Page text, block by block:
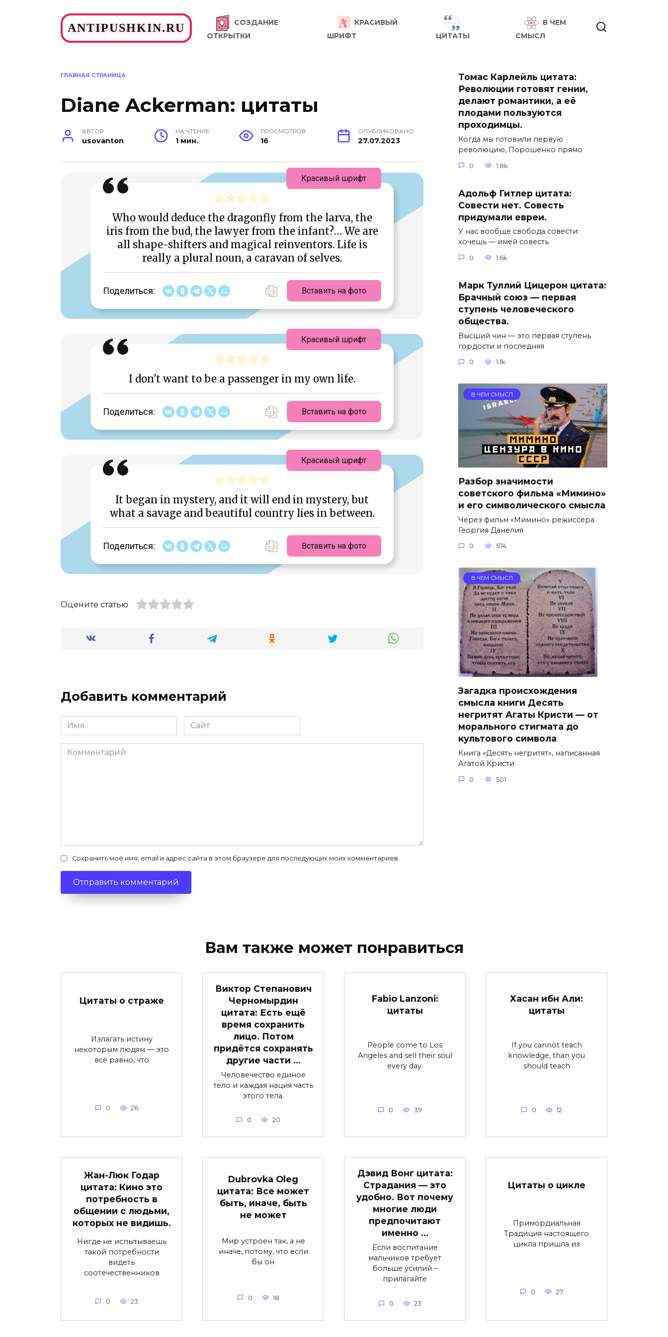
ANTIPUSHKIN.RU
СОЗДАНИЕ
ОТКРЫТКИ
КРАСИВЫЙ
ШРИФТ
ЦИТАТЫ
В ЧЕМ
СМЫСЛ
ГЛАВНАЯ СТРАНИЦА
Diane Ackerman: цитаты
АВТОР
usovanton
НА ЧТЕНИЕ
1 мин.
ПРОСМОТРОВ
16
ОПУБЛИКОВАНО
27.07.2023
Who would deduce the dragonfly from the larva, the
iris from the bud, the lawyer from the infant?… We are
all shape-shifters and magical reinventors. Life is
really a plural noun, a caravan of selves.
Поделиться: Вставить на фото
Красивый шрифт
I don't want to be a passenger in my own life.
Поделиться: Вставить на фото
Красивый шрифт
It began in mystery, and it will end in mystery, but
what a savage and beautiful country lies in between.
Поделиться: Вставить на фото
Красивый шрифт
Оцените статью
Добавить комментарий
Имя
*
Сайт
Комментарий
Сохранить моё имя, email и адрес сайта в этом браузере для последующих моих комментариев.
Томас Карлейль цитата:
Революции готовят гении,
делают романтики, а её
плодами пользуются
проходимцы.
Когда мы готовили первую
революцию, Порошенко прямо
0 1.8k.
Адольф Гитлер цитата:
Совести нет. Совесть
придумали евреи.
У нас вообще свобода совести:
хочешь — имей совесть
0 1.6k.
Марк Туллий Цицерон цитата:
Брачный союз — первая
ступень человеческого
общества.
Высший чин — это первая ступень
гордости и последняя
0 1.1k.
В ЧЕМ СМЫСЛ
Разбор значимости
советского фильма «Мимино»
и его символического смысла
Через фильм «Мимино» режиссера
Георгия Данелия
0 574
В ЧЕМ СМЫСЛ
Загадка происхождения
смысла книги Десять
негритят Агаты Кристи — от
морального стигмата до
культового символа
Книга «Десять негритят», написанная
Агатой Кристи
0 501
Вам также может понравиться
Цитаты о страже
Излагать истину
некоторым людям — это
всё равно, что
0 26
Виктор Степанович
Черномырдин
цитата: Есть ещё
время сохранить
лицо. Потом
придётся сохранять
другие части …
Человечество единое
тело и каждая нация часть
этого тела.
0 20
Fabio Lanzoni:
цитаты
People come to Los
Angeles and sell their soul
every day.
0 39
Хасан ибн Али:
цитаты
If you cannot teach
knowledge, than you
should teach
0 12
Жан-Люк Годар
цитата: Кино это
потребность в
общении с людьми,
которых не видишь.
Нигде не испытываешь
такой потребности
видеть
соотечественников
0 23
Dubrovka Oleg
цитата: Все может
быть, иначе, быть
не может
Мир устроен так, а не
иначе, потому, что если
бы он
0 18
Дэвид Вонг цитата:
Страдания — это
удобно. Вот почему
многие люди
предпочитают
именно …
Если воспитание
мальчиков требует
больше усилий –
прилагайте
0 23
Цитаты о цикле
Примордиальная
Традиция настоящего
цикла пришла из
0 27